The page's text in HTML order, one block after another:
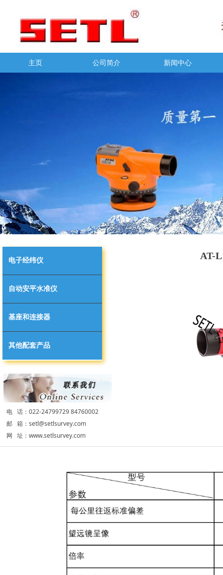
主页 公司简介 新闻中心
AT-
电子经纬仪
自动安平水准仪
基座和连接器
其他配套产品
电 话：022-24799729 84760002
邮 箱：setl@setlsurvey.com
网 址：www.setlsurvey.com